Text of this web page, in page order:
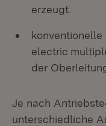
erzeugt.
konventionelle
electric
der
Je nach
unterschiedliche